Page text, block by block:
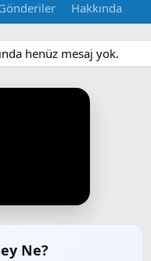
Hakkında
henüz mesaj yok.
Ne?